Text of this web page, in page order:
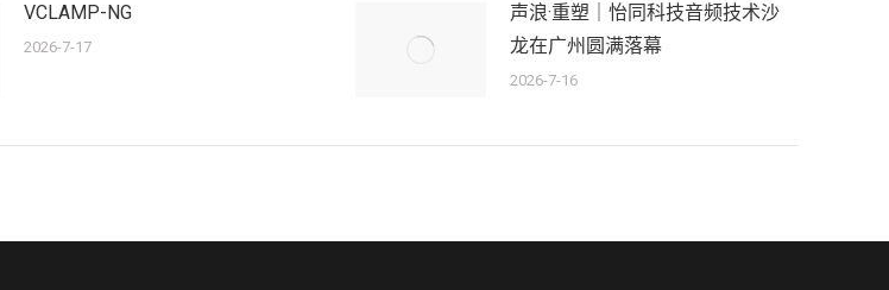
VCLAMP-NG
2026-7-17
声浪·重塑｜怡同科技音频技术沙
龙在广州圆满落幕
2026-7-16